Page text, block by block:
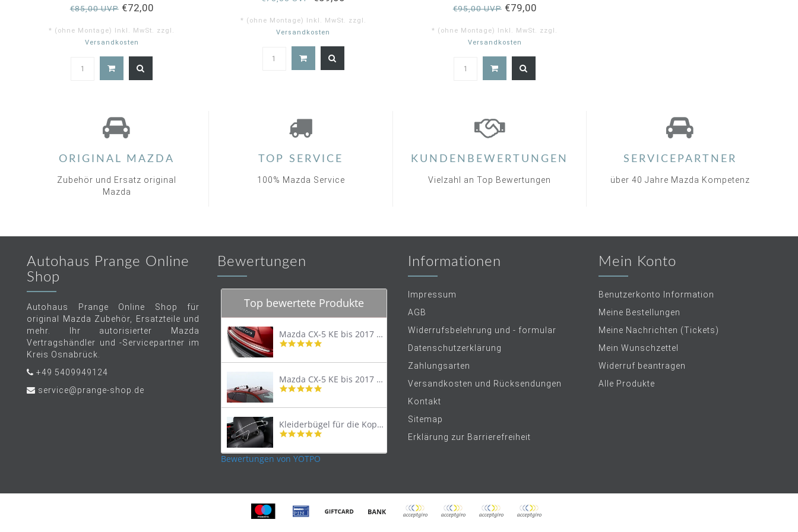
€85,00 UVP€72,00
* (ohne Montage) Inkl. MwSt. zzgl.
Versandkosten
* (ohne Montage) Inkl. MwSt. zzgl.
Versandkosten
€95,00 UVP€79,00
* (ohne Montage) Inkl. MwSt. zzgl.
Versandkosten
ORIGINAL MAZDA
Zubehör und Ersatz original
Mazda
TOP SERVICE
100% Mazda Service
KUNDENBEWERTUNGEN
Vielzahl an Top Bewertungen
SERVICEPARTNER
über 40 Jahre Mazda Kompetenz
Autohaus Prange Online
Shop
Autohaus Prange Online Shop für
original Mazda Zubehör, Ersatzteile und
mehr. Ihr autorisierter Mazda
Vertragshändler und -Servicepartner im
Kreis Osnabrück.
+49 5409949124
service@prange-shop.de
Bewertungen
Top bewertete Produkte
Mazda CX-5 KE bis 2017 Trittschutzleiste Edelstahl original
4.8
rating
Mazda CX-5 KE bis 2017 Lastenträger Dachträger
4.9
rating
Kleiderbügel für die Kopfstütze
4.9
rating
Bewertungen von YOTPO
Informationen
Impressum
AGB
Widerrufsbelehrung und - formular
Datenschutzerklärung
Zahlungsarten
Versandkosten und Rücksendungen
Kontakt
Sitemap
Erklärung zur Barrierefreiheit
Mein Konto
Benutzerkonto Information
Meine Bestellungen
Meine Nachrichten (Tickets)
Mein Wunschzettel
Widerruf beantragen
Alle Produkte